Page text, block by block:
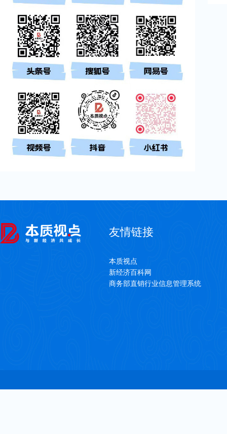
友情链接
本质视点
新经济百科网
商务部直销行业信息管理系统